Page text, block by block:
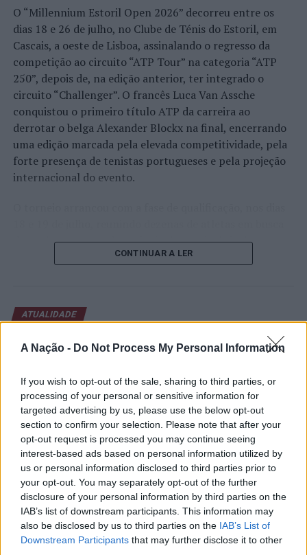
A Nação - Do Not Process My Personal Information
If you wish to opt-out of the sale, sharing to third parties, or
processing of your personal or sensitive information for
targeted advertising by us, please use the below opt-out
section to confirm your selection. Please note that after your
opt-out request is processed you may continue seeing
interest-based ads based on personal information utilized by
us or personal information disclosed to third parties prior to
your opt-out. You may separately opt-out of the further
disclosure of your personal information by third parties on the
IAB’s list of downstream participants. This information may
also be disclosed by us to third parties on the IAB’s List of
Downstream Participants that may further disclose it to other
O “Millennium Estoril Open 2026” decorreu entre os
dias 18 e 26 de julho, no Clube de Ténis do Estoril, em
Cascais, a oeste de Lisboa, assinalando o regresso da
competição ao circuito “ATP Tour” na categoria “ATP
250”, depois de, na edição anterior, ter integrado o
circuito “Challenger”. O francês Luca Van Assche
conquistou o primeiro título ATP da carreira ao
derrotar o belga Alexander Blockx na final, encerrando
uma edição marcada pela elevada competitividade, pela
forte presença de tenistas portugueses e pela projeção
internacional do evento.
de um lugar no quadro principal. A cerimónia de
abertura contou com a presença do presidente da
início de uma competição que voltou a colocar o
concelho no centro do calendário internacional do
como Casper Ruud (Noruega), Alejandro Davidovich
Fokina (Espanha) e Matteo Arnaldi (Itália), a prova
apresentou um quadro competitivo de elevado nível,
liderado pelo russo Andrey Rublev, primeiro cabeça de
série, pelo italiano Luciano Darderi, pelo chileno
Alejandro Tabilo e pelo belga Alexander Blockx.
Um dos momentos mais aguardados da semana foi
também o regresso do suíço Stan Wawrinka ao Estoril,
integrado na digressão de despedida do antigo vencedor
de três torneios do Grand Slam.
CONTINUAR A LER
ATUALIDADE
Castelo Branco: “Bienal
Internacional de Artes e Ofícios”
promete afirmar artesanato,
património e inovação como
“motores de desenvolvimento
económico e cultural” do município
português
Publicado 23 horas atrás on 07/08/2026
Por
Ígor Lopes